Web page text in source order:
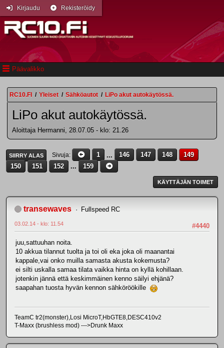
Päävalikko
Kirjaudu Rekisteröidy
RC10.FI / Yleiset / Sähköautot / LiPo akut autokäytössä.
LiPo akut autokäytössä.
Aloittaja Hermanni, 28.07.05 - klo: 21.26
SIIRRY ALAS Sivuja 1 ... 146 147 148
149
150
151 152 ... 159
KÄYTTÄJÄN TOIMET
transewaves Fullspeed RC
#4440
03.02.14 - klo: 11.54
juu,sattuuhan noita.
10 akkua tilannut tuolta ja toi oli eka joka oli maanantai
kappale,vai onko muilla samasta akusta kokemusta?
ei silti uskalla samaa tilata vaikka hinta on kyllä kohillaan.
jotenkin jännä että keskimmäinen kenno säilyi ehjänä?
saapahan tuosta hyvän kennon sähköröökille
TeamC tr2(monster),Losi MicroT,HbGTE8,DESC410v2
T-Maxx (brushless mod) --->Drunk Maxx